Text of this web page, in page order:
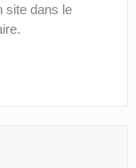
site dans le